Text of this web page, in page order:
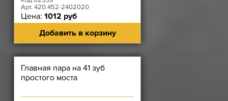
Арт. 420.452-2402020
Цена: 1012 руб
Добавить в корзину
Главная пара на 41 зуб
простого моста